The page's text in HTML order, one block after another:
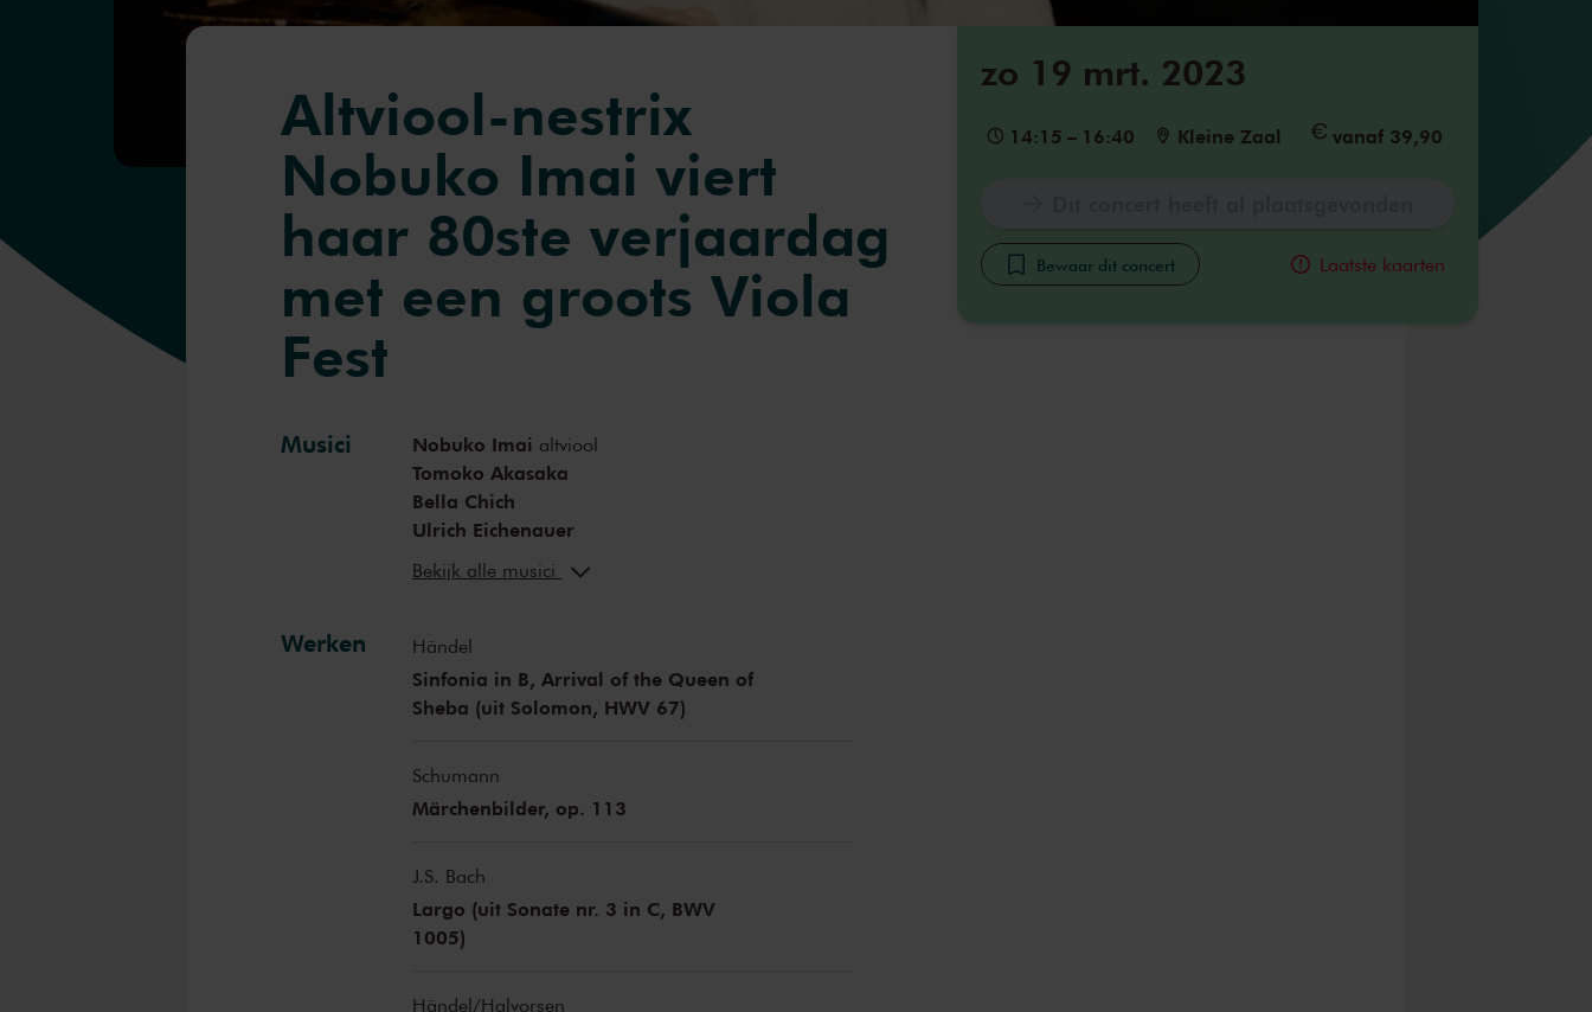
zo 19 mrt. 2023
14:15 – 16:40 Kleine Zaal vanaf 39,90
Bewaar dit concert Laatste kaarten
Altviool-nestrix
Nobuko Imai viert
haar 80ste verjaardag
met een groots Viola
Fest
Musici Nobuko Imai altviool
Tomoko Akasaka
Bella Chich
Ulrich Eichenauer
Luosha Fang
Mariko Hara
Mekumi Kasakawa
Wenting Kang
Takehiro Konoealtviool
Hayang Park
Timothy Ridout
Peijun Xu
Andreas Reincke
Verena Schweizer
Chen-Ying Lu
Daniela Pieper
Bekijk alle musici
Werken Händel
Sinfonia in B, Arrival of the Queen of
Sheba (uit Solomon, HWV 67)
Schumann
Märchenbilder, op. 113
J.S. Bach
Largo (uit Sonate nr. 3 in C, BWV
1005)
Händel/Halvorsen